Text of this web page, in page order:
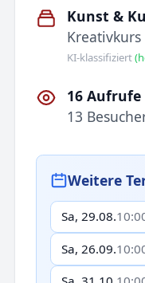
Kunst &
Kreativkurs
KI-klassifiziert
16 Aufrufe
13
Weitere
Sa, 29.08.
Sa, 26.09.